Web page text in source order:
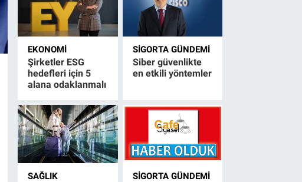
EKONOMI
Şirketler ESG
hedefleri için 5
alana odaklanmalı
SIGORTA GÜNDEMI
Siber güvenlikte
en etkili yöntemler
SAĞLIK
SIGORTA GÜNDEMI